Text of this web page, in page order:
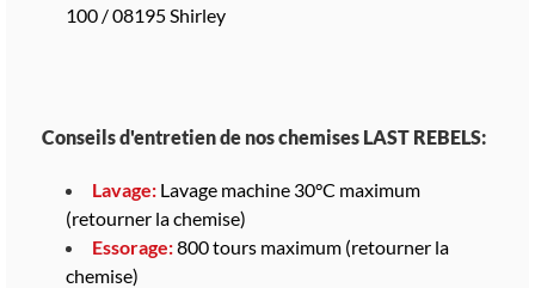
100 / 08195 Shirley
Conseils d'entretien de nos chemises LAST REBELS:
Lavage: Lavage machine 30°C maximum
(retourner la chemise)
Essorage:800 tours maximum (retourner la
chemise)